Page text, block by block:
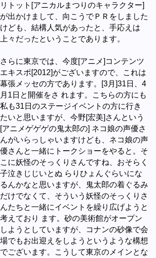
リトット[アニカルまつりのキャラクター]
が出かけまして、向こうでＰＲをしました
けども、結構人気があったと、手応えは
上々だったということであります。
さらに東京では、今度[アニメ]コンテンツ
エキスポ[2012]がございますので、これは
幕張メッセの方であります。[3月]31日、4
月1日と開催をさ れます。こちらの方にも
私も31日のステージイベントの方に行き
たいと思いますが、今野[宏美]さんという
[アニメゲゲゲの鬼太郎の] ネコ娘の声優さ
んがいらっしゃいますけども、ネコ娘の声
優さんと一緒にトークショーをやると。そ
こに妖怪のそっくりさんですね、おそらく
子泣きじじいとぬ らりひょんぐらいにな
るんかなと思いますが、鬼太郎の着ぐるみ
だけでなくて、そういう妖怪のそっくりさ
んたちと一緒にイベントを繰り広げようと
考えており ます。砂の美術館がオープン
しようとしていますが、コナンの砂像で会
場でもお出迎えをしようというような構想
でございます。こうして東京のメインとな